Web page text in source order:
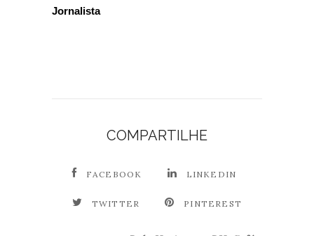
Jornalista
COMPARTILHE
FACEBOOK LINKEDIN
TWITTER PINTEREST